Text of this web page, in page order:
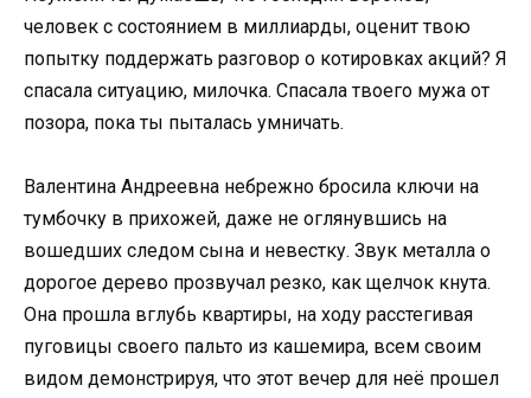
человек с состоянием в миллиарды, оценит твою
попытку поддержать разговор о котировках акций? Я
спасала ситуацию, милочка. Спасала твоего мужа от
позора, пока ты пыталась умничать.
Валентина Андреевна небрежно бросила ключи на
тумбочку в прихожей, даже не оглянувшись на
вошедших следом сына и невестку. Звук металла о
дорогое дерево прозвучал резко, как щелчок кнута.
Она прошла вглубь квартиры, на ходу расстегивая
пуговицы своего пальто из кашемира, всем своим
видом демонстрируя, что этот вечер для неё прошел